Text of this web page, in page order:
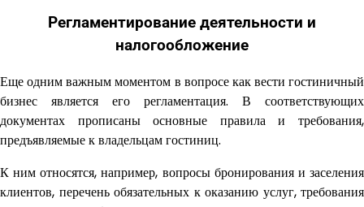
Регламентирование деятельности и
налогообложение
Еще одним важным моментом в вопросе как вести гостиничный
бизнес является его регламентация. В соответствующих
документах прописаны основные правила и требования,
предъявляемые к владельцам гостиниц.
К ним относятся, например, вопросы бронирования и заселения
клиентов, перечень обязательных к оказанию услуг, требования